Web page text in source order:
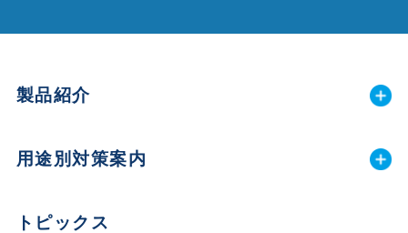
製品紹介
用途別対策案内
トピックス